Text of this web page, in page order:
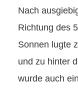
Nach
Richtung des
Sonnen lugte
und zu hinter
wurde auch